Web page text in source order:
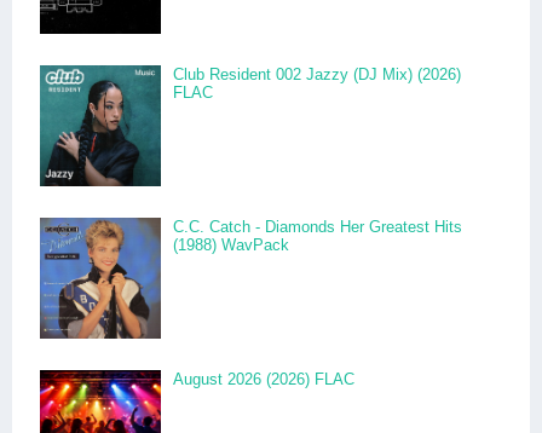
Club Resident 002 Jazzy (DJ Mix) (2026)
FLAC
C.C. Catch - Diamonds Her Greatest Hits
(1988) WavPack
August 2026 (2026) FLAC